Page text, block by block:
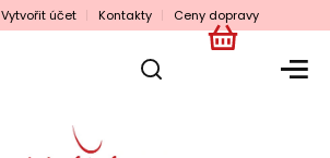
Vytvořit účet Kontakty Ceny dopravy
NÁKUPNÍ